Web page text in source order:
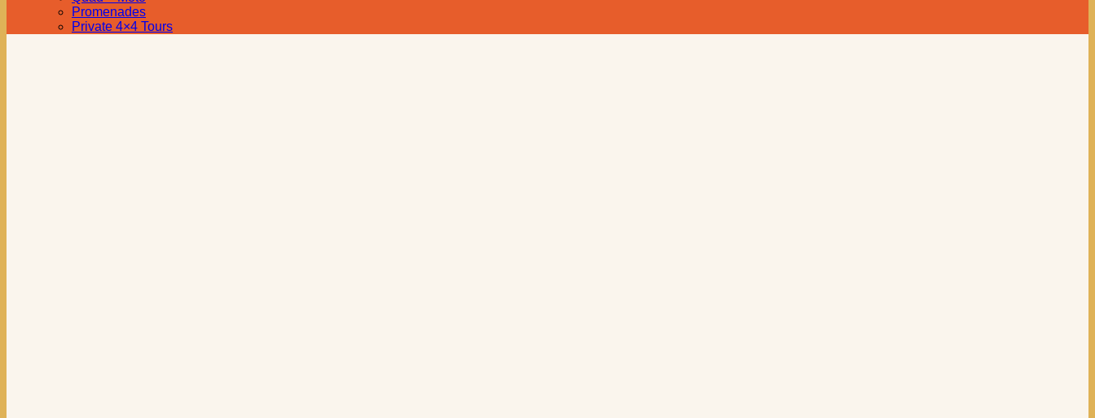
Promenades
Private 4×4 Tours